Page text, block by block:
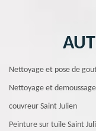
Nettoyage et pose de
Nettoyage et
couvreur Saint Julien
Peinture sur tuile Saint